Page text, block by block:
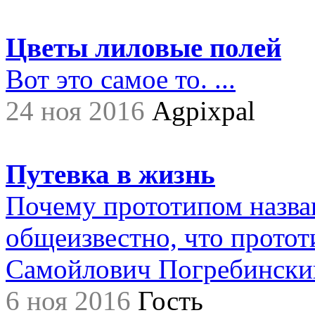
Цветы лиловые полей
Вот это самое то. ...
24 ноя 2016 Agpixpal
Путевка в жизнь
Почему прототипом
общеизвестно, что
Самойлович
6 ноя 2016 Гость